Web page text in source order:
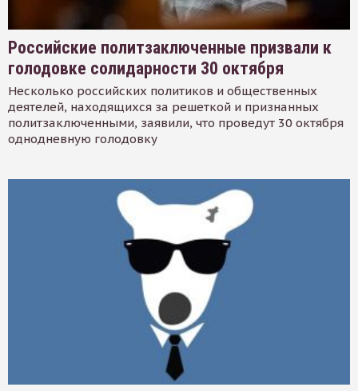
Российские политзаключенные призвали к
голодовке солидарности 30 октября
Несколько российских политиков и общественных
деятелей, находящихся за решеткой и признанных
политзаключенными, заявили, что проведут 30 октября
однодневную голодовку